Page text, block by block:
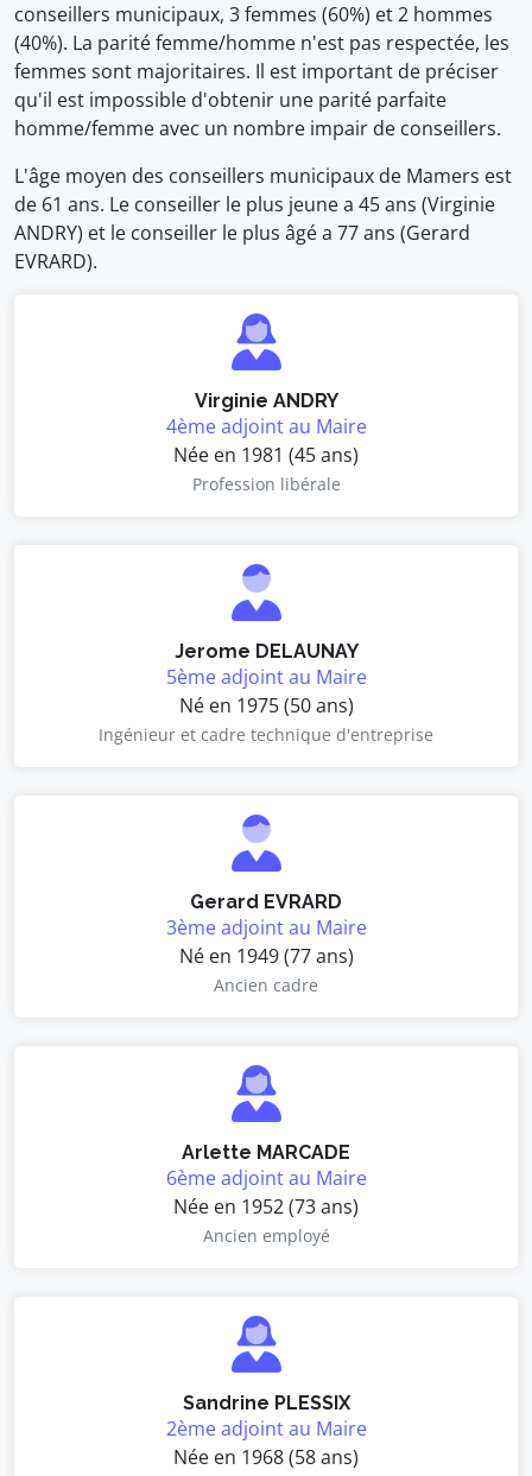
conseillers municipaux, 3 femmes (60%) et 2 hommes
(40%). La parité femme/homme n'est pas respectée, les
femmes sont majoritaires. Il est important de préciser
qu'il est impossible d'obtenir une parité parfaite
homme/femme avec un nombre impair de conseillers.
L'âge moyen des conseillers municipaux de Mamers est
de 61 ans. Le conseiller le plus jeune a 45 ans (Virginie
ANDRY) et le conseiller le plus âgé a 77 ans (Gerard
EVRARD).
Virginie ANDRY
4ème adjoint au Maire
Née en 1981 (45 ans)
Profession libérale
Jerome DELAUNAY
5ème adjoint au Maire
Né en 1975 (50 ans)
Ingénieur et cadre technique d'entreprise
Gerard EVRARD
3ème adjoint au Maire
Né en 1949 (77 ans)
Ancien cadre
Arlette MARCADE
6ème adjoint au Maire
Née en 1952 (73 ans)
Ancien employé
Sandrine PLESSIX
2ème adjoint au Maire
Née en 1968 (58 ans)